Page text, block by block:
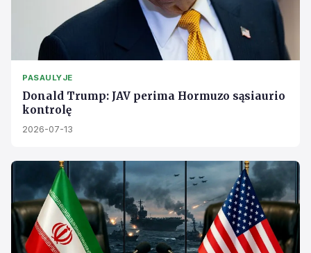
PASAULYJE
Donald Trump: JAV perima Hormuzo sąsiaurio
kontrolę
2026-07-13